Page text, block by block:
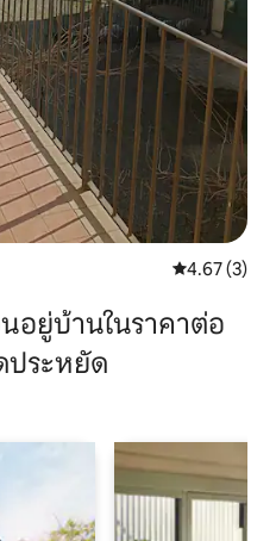
คะแนนเฉลี่ย
4.67 (3)
อยู่บ้านในราคาต่อ
ประหยัด